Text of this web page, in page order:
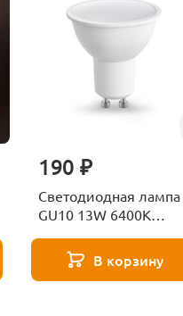
190 ₽
Светодиодная лампа
GU10 13W 6400K
181306 В корзину